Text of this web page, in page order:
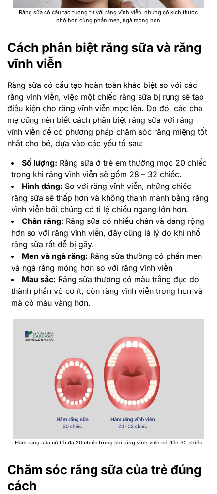
Răng sữa có cấu tạo tương tự với răng vĩnh viễn, nhưng có kích thước
nhỏ hơn cùng phần men, ngà mỏng hơn
Cách phân biệt răng sữa và răng
vĩnh viễn
Răng sữa có cấu tạo hoàn toàn khác biệt so với các
răng vĩnh viễn, việc một chiếc răng sữa bị rụng sẽ tạo
điều kiện cho răng vĩnh viễn mọc lên. Do đó, các cha
mẹ cũng nên biết cách phân biệt răng sữa với răng
vĩnh viễn để có phương pháp chăm sóc răng miệng tốt
nhất cho bé, dựa vào các yếu tố sau:
Số lượng: Răng sữa ở trẻ em thường mọc 20 chiếc
trong khi răng vĩnh viễn sẽ gồm 28 – 32 chiếc.
Hình dáng: So với răng vĩnh viễn, những chiếc
răng sữa sẽ thấp hơn và không thanh mảnh bằng răng
vĩnh viễn bởi chúng có tỉ lệ chiều ngang lớn hơn.
Chân răng: Răng sữa có nhiều chân và dang rộng
hơn so với răng vĩnh viễn, đây cũng là lý do khi nhổ
răng sữa rất dễ bị gãy.
Men và ngà răng: Răng sữa thường có phần men
và ngà răng mỏng hơn so với răng vĩnh viễn
Màu sắc: Răng sữa thường có màu trắng đục do
thành phần vô cơ ít, còn răng vĩnh viễn trong hơn và
mà có màu vàng hơn.
Hàm răng sữa có tối đa 20 chiếc trong khi răng vĩnh viễn có đến 32 chiếc
Chăm sóc răng sữa của trẻ đúng
cách